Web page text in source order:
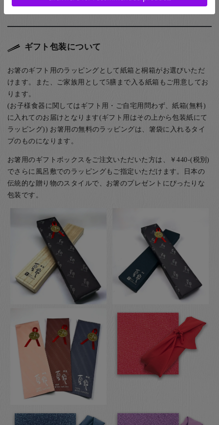
ギフト包装について
お箸のギフト用のラッピングとして紙箱と桐箱がお選びいただ
けます。また、ご家族用として5膳まで入る紙箱もご用意してお
ります。
(お子様食器に関してはギフト用・ご自宅用問わず、紙箱(無料)
に入れてのお届けとなります(ギフト用はその上から包装紙にて
ラッピング)) お箸用の無料のラッピングは、箸袋に入れるタイ
プのものになります。
お箸用のギフトボックスをご注文いただいた方は、￥440-(税別)
でさらに風呂敷でのラッピングもご指定いただけます。日本の
伝統的な贈り物のスタイルで、お箸のプレゼントにぴったりな
包装です。